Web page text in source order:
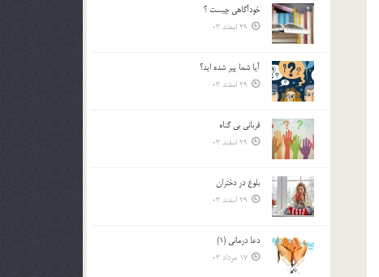
خودآگاهى چيست ؟
29 اسفند 03
آیا شما پیر شده اید؟
29 اسفند 03
قرباني بي گناه
29 اسفند 03
بلوغ در دختران
29 اسفند 03
دعا درمانی (1)
17 مرداد 03